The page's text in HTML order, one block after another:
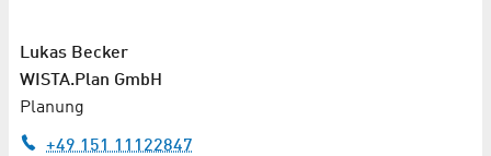
Lukas Becker
WISTA.Plan GmbH
Planung
+49 151 11122847